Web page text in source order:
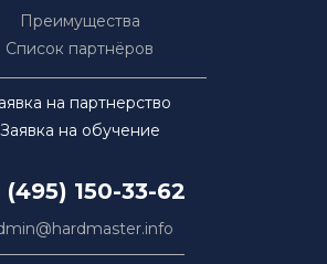
Преимущества
Список партнёров
на партнерство
Заявка на обучение
(495) 150-33-62